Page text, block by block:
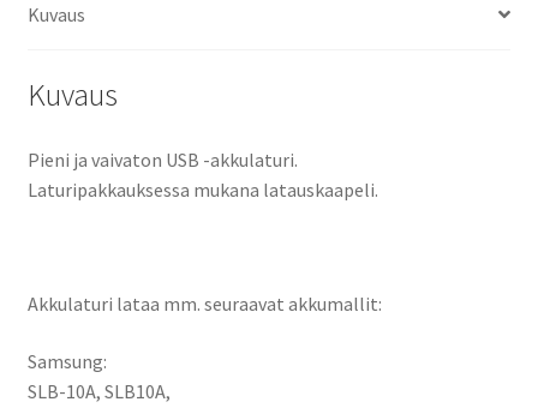
Kuvaus
Kuvaus
Pieni ja vaivaton USB -akkulaturi.
Laturipakkauksessa mukana latauskaapeli.
Akkulaturi lataa mm. seuraavat akkumallit:
Samsung:
SLB-10A, SLB10A,